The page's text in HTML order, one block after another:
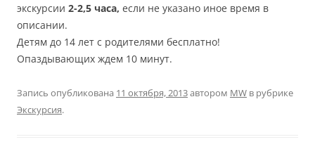
экскурсии 2-2,5 часа, если не указано иное время в
описании.
Детям до 14 лет с родителями бесплатно!
Опаздывающих ждем 10 минут.
Запись опубликована 11 октября, 2013автором MW в рубрике
Экскурсия.